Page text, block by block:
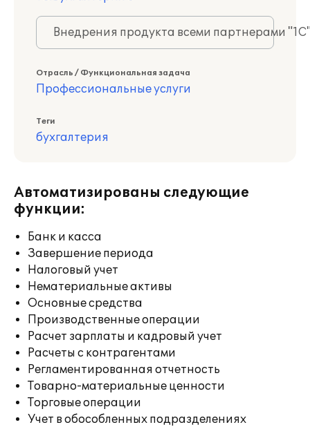
Внедрения продукта всеми партнерами
Отрасль / Функциональная задача
Профессиональные услуги
Теги
бухгалтерия
Автоматизированы следующие
функции:
Банк и касса
Завершение периода
Налоговый учет
Нематериальные активы
Основные средства
Производственные операции
Расчет зарплаты и кадровый учет
Расчеты с контрагентами
Регламентированная отчетность
Товарно-материальные ценности
Торговые операции
Учет в обособленных подразделениях